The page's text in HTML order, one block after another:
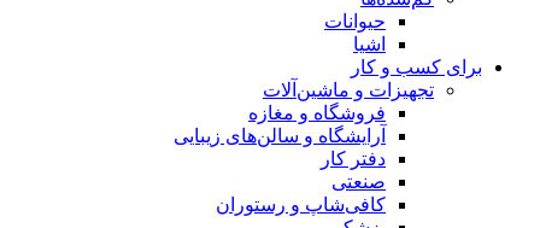
حیوانات
اشیا
برای کسب و کار
تجهیزات و ماشین‌آلات
فروشگاه و مغازه
آرایشگاه و سالن‌های زیبایی
دفتر کار
صنعتی
کافی‌شاپ و رستوران